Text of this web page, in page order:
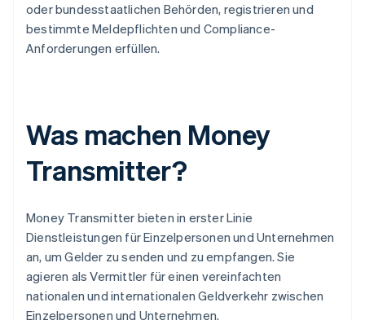
oder bundesstaatlichen Behörden, registrieren und
bestimmte Meldepflichten und Compliance-
Anforderungen erfüllen.
Was machen Money
Transmitter?
Money Transmitter bieten in erster Linie
Dienstleistungen für Einzelpersonen und Unternehmen
an, um Gelder zu senden und zu empfangen. Sie
agieren als Vermittler für einen vereinfachten
nationalen und internationalen Geldverkehr zwischen
Einzelpersonen und Unternehmen.